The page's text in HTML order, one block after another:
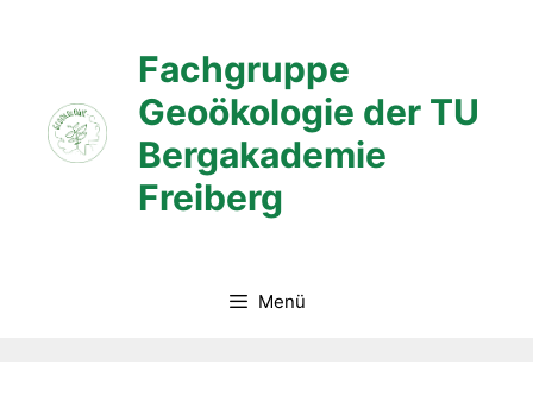
Fachgruppe
Geoökologie der TU
Bergakademie
Freiberg
Menü